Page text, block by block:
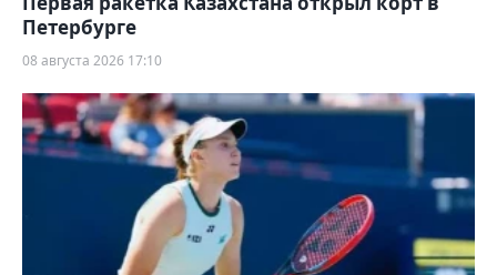
Петербурге
08 августа 2026 17:10